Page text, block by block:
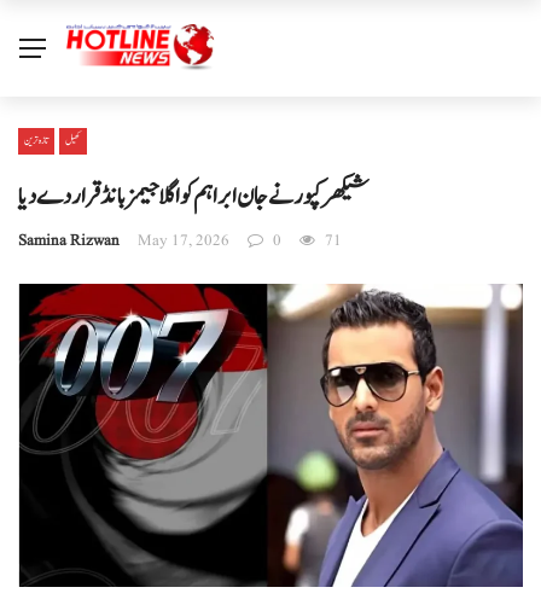
تازہ ترین کھیل
شیکھر کپور نے جان ابراہم کو اگلا جیمز بانڈ قرار دے دیا
Samina Rizwan May 17, 2026 0 71